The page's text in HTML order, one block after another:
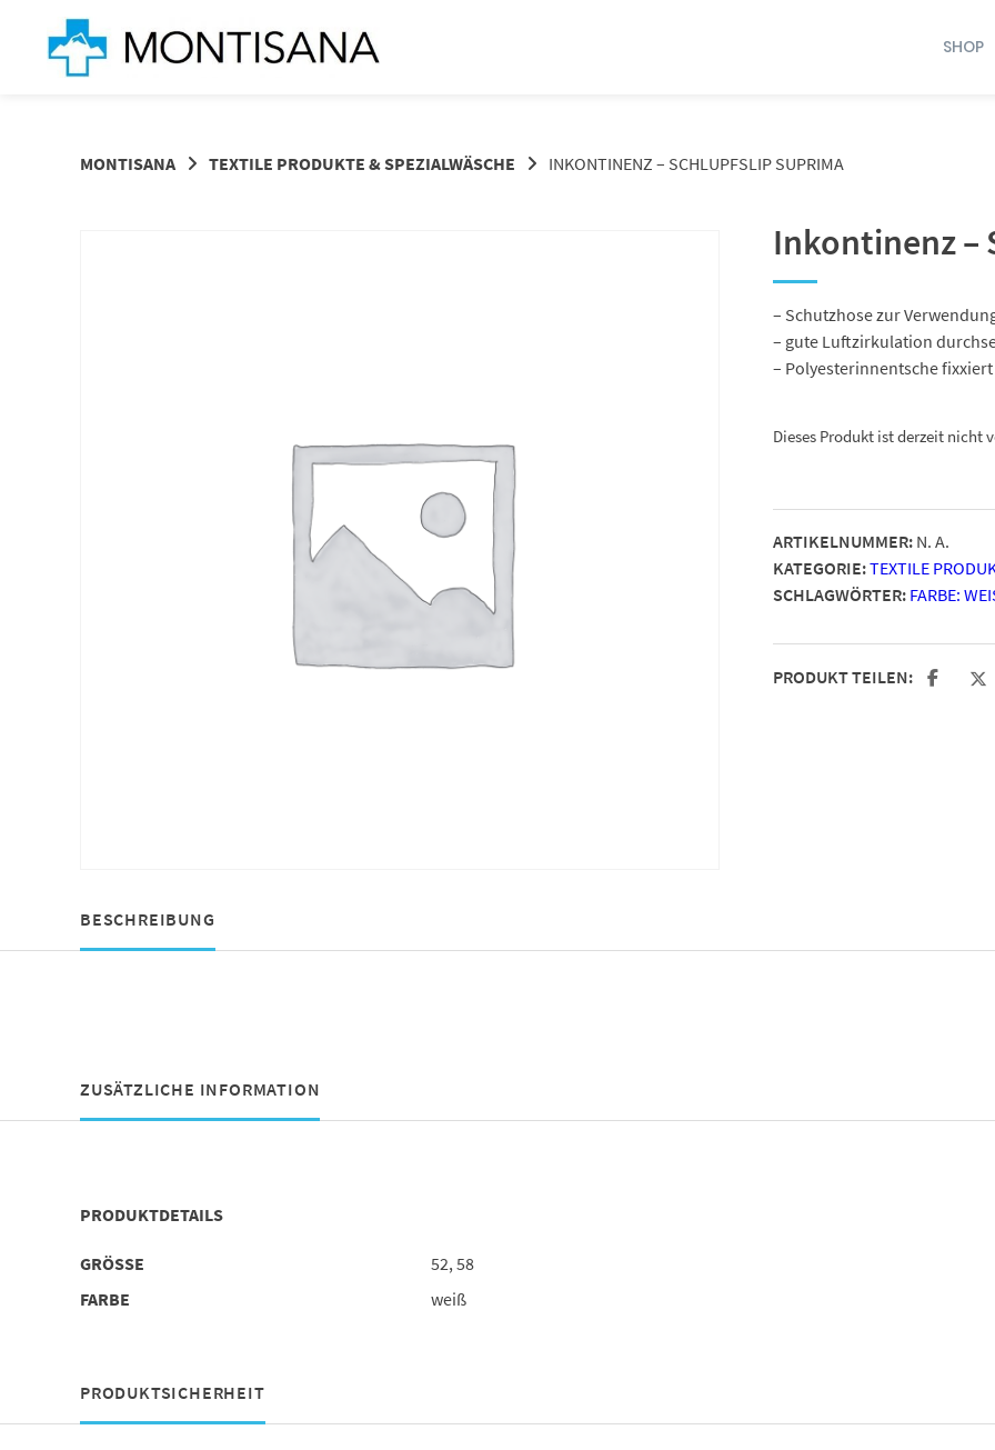
Springen
SHOP
MONTISANA TEXTILE PRODUKTE & SPEZIALWÄSCHE INKONTINENZ – SCHLUPFSLIP SUPRIMA
Inkontinenz –
– Schutzhose zur
– gute Luftzirkulation
– Polyesterinnentsche
Dieses Produkt ist derzeit nicht
ARTIKELNUMMER: N. A.
KATEGORIE:TEXTILE
SCHLAGWÖRTER: FARBE:
PRODUKT TEILEN:
BESCHREIBUNG
ZUSÄTZLICHE INFORMATION
PRODUKTDETAILS
GRÖSSE
52, 58
FARBE
weiß
PRODUKTSICHERHEIT